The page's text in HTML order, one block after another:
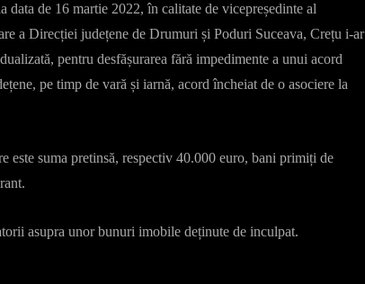
de 16 martie 2022, în calitate de vicepreședinte al
a Direcției județene de Drumuri și Poduri Suceava, Crețu i-ar
pentru desfășurarea fără impedimente a unui acord
pe timp de vară și iarnă, acord încheiat de o asociere la
este suma pretinsă, respectiv 40.000 euro, bani primiți de
asupra unor bunuri imobile deținute de inculpat.